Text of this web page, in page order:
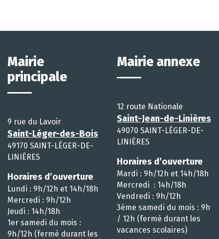
Mairie
principale
9 rue du Lavoir
Saint-Léger-des-Bois
49170 SAINT-LÉGER-DE-
LINIÈRES
Horaires d’ouverture
Lundi : 9h/12h et 14h/18h
Mercredi : 9h/12h
Jeudi : 14h/18h
1er samedi du mois :
9h/12h (fermé durant les
Mairie annexe
12 route Nationale
Saint-Jean-de-Linières
49070 SAINT-LÉGER-DE-
LINIÈRES
Horaires d’ouverture
Mardi : 9h/12h et 14h/18h
Mercredi : 14h/18h
Vendredi : 9h/12h
3ème samedi du mois : 9h
/ 12h (fermé durant les
vacances scolaires)